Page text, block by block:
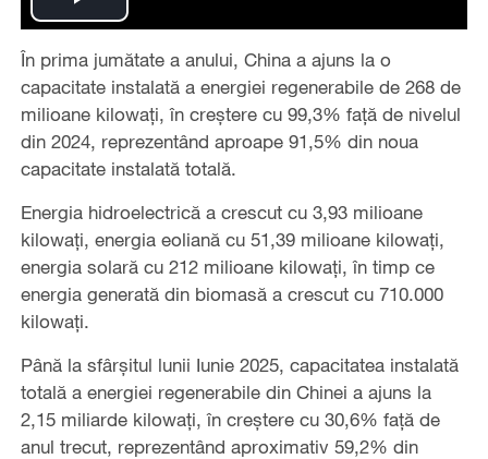
Play
Video
În prima jumătate a anului, China a ajuns la o
capacitate instalată a energiei regenerabile de 268 de
milioane kilowați, în creștere cu 99,3% față de nivelul
din 2024, reprezentând aproape 91,5% din noua
capacitate instalată totală.
Energia hidroelectrică a crescut cu 3,93 milioane
kilowați, energia eoliană cu 51,39 milioane kilowați,
energia solară cu 212 milioane kilowați, în timp ce
energia generată din biomasă a crescut cu 710.000
kilowați.
Până la sfârșitul lunii Iunie 2025, capacitatea instalată
totală a energiei regenerabile din Chinei a ajuns la
2,15 miliarde kilowați, în creștere cu 30,6% față de
anul trecut, reprezentând aproximativ 59,2% din